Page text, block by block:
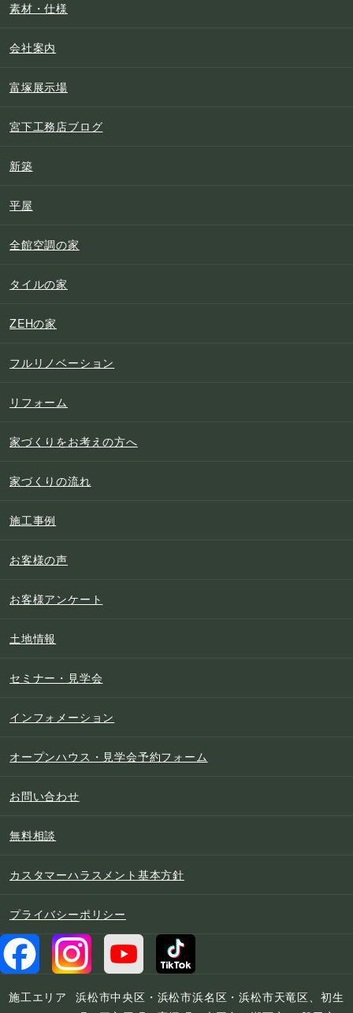
素材・仕様
会社案内
富塚展示場
宮下工務店ブログ
新築
平屋
全館空調の家
タイルの家
ZEHの家
フルリノベーション
リフォーム
家づくりをお考えの方へ
家づくりの流れ
施工事例
お客様の声
お客様アンケート
土地情報
セミナー・見学会
インフォメーション
オープンハウス・見学会予約フォーム
お問い合わせ
無料相談
カスタマーハラスメント基本方針
プライバシーポリシー
施工エリア
浜松市中央区・浜松市浜名区・浜松市天竜区、初生